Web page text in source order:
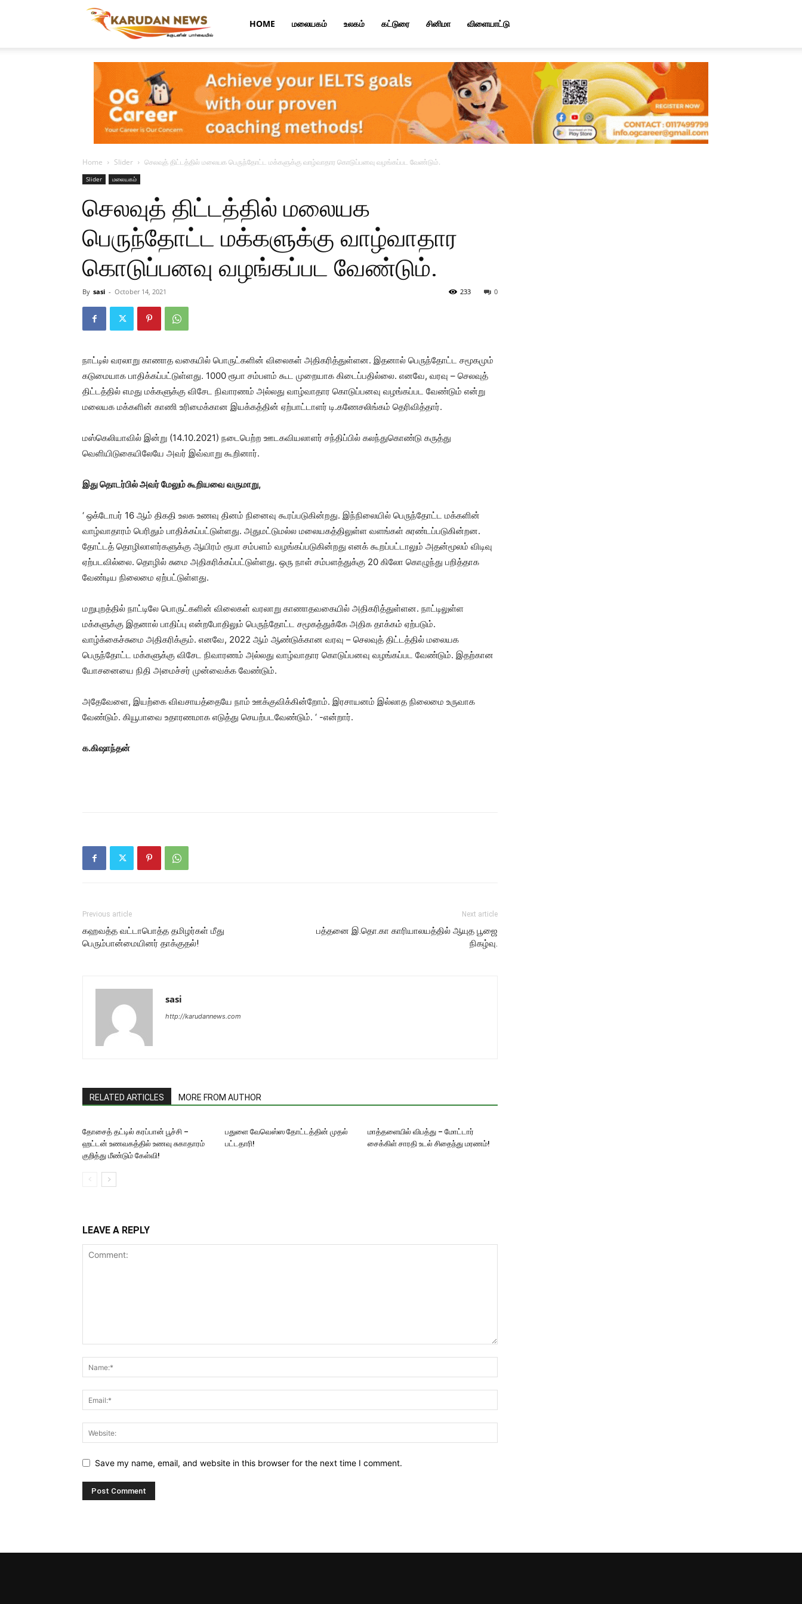
Karudan
News
HOME மலையகம் உலகம் கட்டுரை சினிமா விளையாட்டு
Home Slider செலவுத் திட்டத்தில் மலையக பெருந்தோட்ட மக்களுக்கு வாழ்வாதார கொடுப்பனவு வழங்கப்பட வேண்டும்.
Slider மலையகம்
செலவுத் திட்டத்தில் மலையக
பெருந்தோட்ட மக்களுக்கு வாழ்வாதார
கொடுப்பனவு வழங்கப்பட வேண்டும்.
By sasi - October 14, 2021 0
233
நாட்டில் வரலாறு காணாத வகையில் பொருட்களின் விலைகள் அதிகரித்துள்ளன. இதனால் பெருந்தோட்ட சமூகமும்
கடுமையாக பாதிக்கப்பட்டுள்ளது. 1000 ரூபா சம்பளம் கூட முறையாக கிடைப்பதில்லை. எனவே, வரவு – செலவுத்
திட்டத்தில் எமது மக்களுக்கு விசேட நிவாரணம் அல்லது வாழ்வாதார கொடுப்பனவு வழங்கப்பட வேண்டும் என்று
மலையக மக்களின் காணி உரிமைக்கான இயக்கத்தின் ஏற்பாட்டாளர் டி.கணேசலிங்கம் தெரிவித்தார்.
மஸ்கெலியாவில் இன்று (14.10.2021) நடைபெற்ற ஊடகவியலாளர் சந்திப்பில் கலந்துகொண்டு கருத்து
வெளியிடுகையிலேயே அவர் இவ்வாறு கூறினார்.
இது தொடர்பில் அவர் மேலும் கூறியவை வருமாறு,
‘ ஒக்டோபர் 16 ஆம் திகதி உலக உணவு தினம் நினைவு கூரப்படுகின்றது. இந்நிலையில் பெருந்தோட்ட மக்களின்
வாழ்வாதாரம் பெரிதும் பாதிக்கப்பட்டுள்ளது. அதுமட்டுமல்ல மலையகத்திலுள்ள வளங்கள் சுரண்டப்படுகின்றன.
தோட்டத் தொழிலாளர்களுக்கு ஆயிரம் ரூபா சம்பளம் வழங்கப்படுகின்றது எனக் கூறப்பட்டாலும் அதன்மூலம் விடிவு
ஏற்படவில்லை. தொழில் சுமை அதிகரிக்கப்பட்டுள்ளது. ஒரு நாள் சம்பளத்துக்கு 20 கிலோ கொழுந்து பறித்தாக
வேண்டிய நிலைமை ஏற்பட்டுள்ளது.
மறுபுறத்தில் நாட்டிலே பொருட்களின் விலைகள் வரலாறு காணாதவகையில் அதிகரித்துள்ளன. நாட்டிலுள்ள
மக்களுக்கு இதனால் பாதிப்பு என்றபோதிலும் பெருந்தோட்ட சமூகத்துக்கே அதிக தாக்கம் ஏற்படும்.
வாழ்க்கைச்சுமை அதிகரிக்கும். எனவே, 2022 ஆம் ஆண்டுக்கான வரவு – செலவுத் திட்டத்தில் மலையக
பெருந்தோட்ட மக்களுக்கு விசேட நிவாரணம் அல்லது வாழ்வாதார கொடுப்பனவு வழங்கப்பட வேண்டும். இதற்கான
யோசனையை நிதி அமைச்சர் முன்வைக்க வேண்டும்.
அதேவேளை, இயற்கை விவசாயத்தையே நாம் ஊக்குவிக்கின்றோம். இரசாயனம் இல்லாத நிலைமை உருவாக
வேண்டும். கியூபாவை உதாரணமாக எடுத்து செயற்படவேண்டும். ‘ -என்றார்.
க.கிஷாந்தன்
Previous article
கஹவத்த வட்டாபொத்த தமிழர்கள் மீது
பெரும்பான்மையினர் தாக்குதல்!
Next article
பத்தனை இ.தொ.கா காரியாலயத்தில் ஆயுத பூஜை
நிகழ்வு.
sasi
http://karudannews.com
RELATED ARTICLES MORE FROM AUTHOR
தோசைத் தட்டில் கரப்பான் பூச்சி –
ஹட்டன் உணவகத்தில் உணவு சுகாதாரம்
குறித்து மீண்டும் கேள்வி!
பதுளை வேவெஸ்ஸ தோட்டத்தின் முதல்
பட்டதாரி!
மாத்தளையில் விபத்து – மோட்டார்
சைக்கிள் சாரதி உடல் சிதைந்து மரணம்!
LEAVE A REPLY
Save my name, email, and website in this browser for the next time I comment.